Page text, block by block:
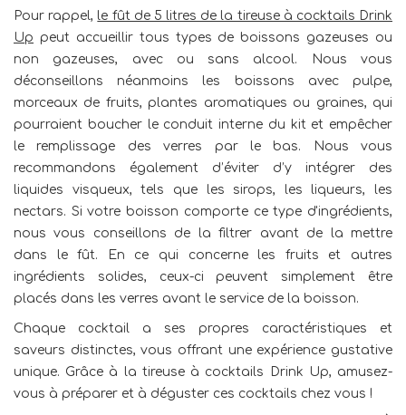
Pour rappel, le fût de 5 litres de la tireuse à cocktails Drink
Up peut accueillir tous types de boissons gazeuses ou
non gazeuses, avec ou sans alcool. Nous vous
déconseillons néanmoins les boissons avec pulpe,
morceaux de fruits, plantes aromatiques ou graines, qui
pourraient boucher le conduit interne du kit et empêcher
le remplissage des verres par le bas. Nous vous
recommandons également d’éviter d’y intégrer des
liquides visqueux, tels que les sirops, les liqueurs, les
nectars. Si votre boisson comporte ce type d'ingrédients,
nous vous conseillons de la filtrer avant de la mettre
dans le fût. En ce qui concerne les fruits et autres
ingrédients solides, ceux-ci peuvent simplement être
placés dans les verres avant le service de la boisson.
Chaque cocktail a ses propres caractéristiques et
saveurs distinctes, vous offrant une expérience gustative
unique. Grâce à la tireuse à cocktails Drink Up, amusez-
vous à préparer et à déguster ces cocktails chez vous !